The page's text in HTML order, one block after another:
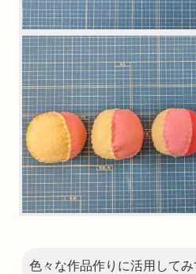
色々な作品作りに活用してみ